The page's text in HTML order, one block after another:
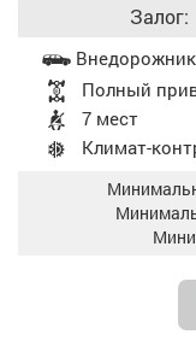
Залог:
Характеристики авто
Внедорожник
Полный
7 мест
Климат-